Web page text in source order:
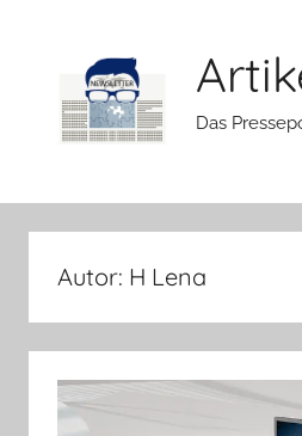
Das
Autor: H Lena